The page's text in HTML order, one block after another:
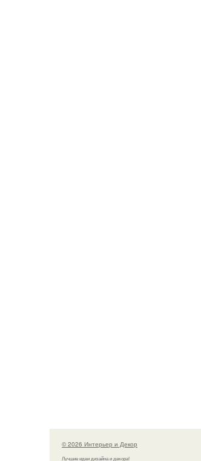
© 2026 Интерьер и Декор
Лучшие идеи дизайна и декора!